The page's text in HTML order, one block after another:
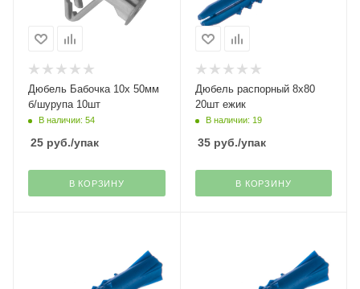
Дюбель Бабочка 10х 50мм
б/шурупа 10шт
В наличии: 54
25 руб./упак
В КОРЗИНУ
Дюбель распорный 8х80
20шт ежик
В наличии: 19
35руб./упак
В КОРЗИНУ